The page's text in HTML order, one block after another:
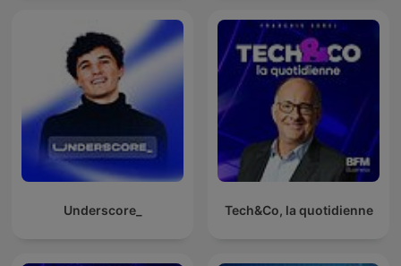
Underscore_ Tech&Co, la quotidienne